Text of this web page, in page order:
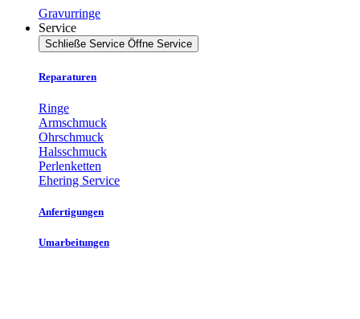
Gravurringe
Service
Schließe Service Öffne Service
Reparaturen
Ringe
Armschmuck
Ohrschmuck
Halsschmuck
Perlenketten
Ehering Service
Anfertigungen
Umarbeitungen